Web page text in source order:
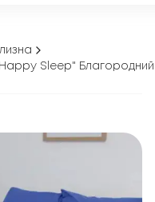
"Happy Sleep"